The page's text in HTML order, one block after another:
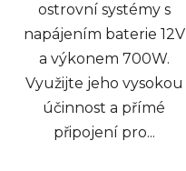
ostrovní systémy s
napájením baterie 12V
a výkonem 700W.
Využijte jeho vysokou
účinnost a přímé
připojení pro...